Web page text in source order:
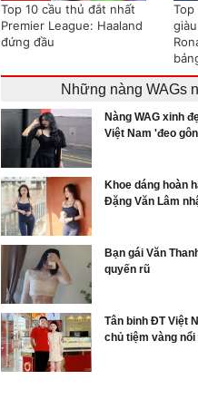
Top 10 cầu thủ đắt nhất
Premier League: Haaland
đứng đầu
Top
Những nàng WAGs
Nàng WAG xinh
Việt Nam 'đeo
Khoe dáng hoàn
Đặng Văn Lâm
Bạn gái Văn
quyến rũ
Tân binh ĐT Việt
chủ tiệm vàng nổi